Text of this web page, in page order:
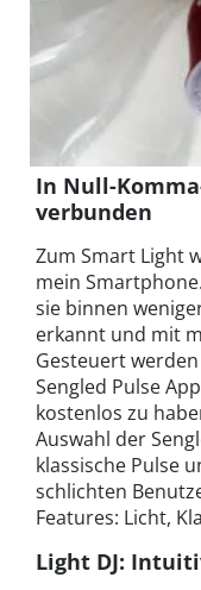
In Null-
verbunden
Zum Smart Light
mein
sie binnen
erkannt und mit
Gesteuert
Sengled Pulse
kostenlos zu
Auswahl der
klassische Pulse
schlichten
Features: Licht,
Light DJ: